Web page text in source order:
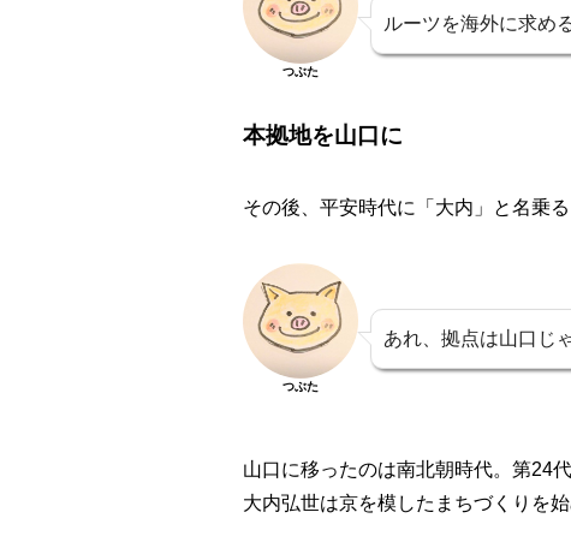
つぶた
ルーツを海外に求め
本拠地を山口に
その後、平安時代に「大内」と名乗
つぶた
あれ、拠点は山口じ
山口に移ったのは南北朝時代。第24
大内弘世は京を模したまちづくりを